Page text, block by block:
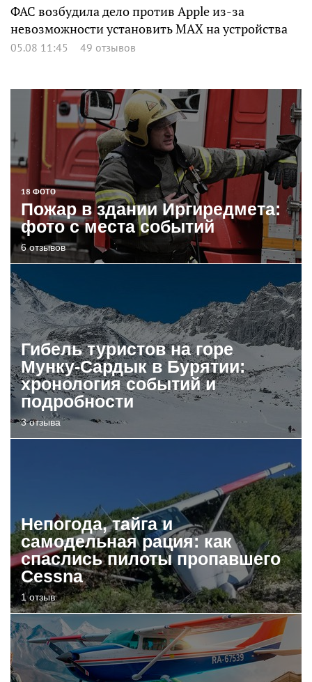
ФАС возбудила дело против Apple из-за
невозможности установить MAX на устройства
05.08 11:45 49 отзывов
18 ФОТО
Пожар в здании Иргиредмета:
фото с места событий
6 отзывов
Гибель туристов на горе
Мунку-Сардык в Бурятии:
хронология событий и
подробности
3 отзыва
Непогода, тайга и
самодельная рация: как
спаслись пилоты пропавшего
Cessna
1 отзыв